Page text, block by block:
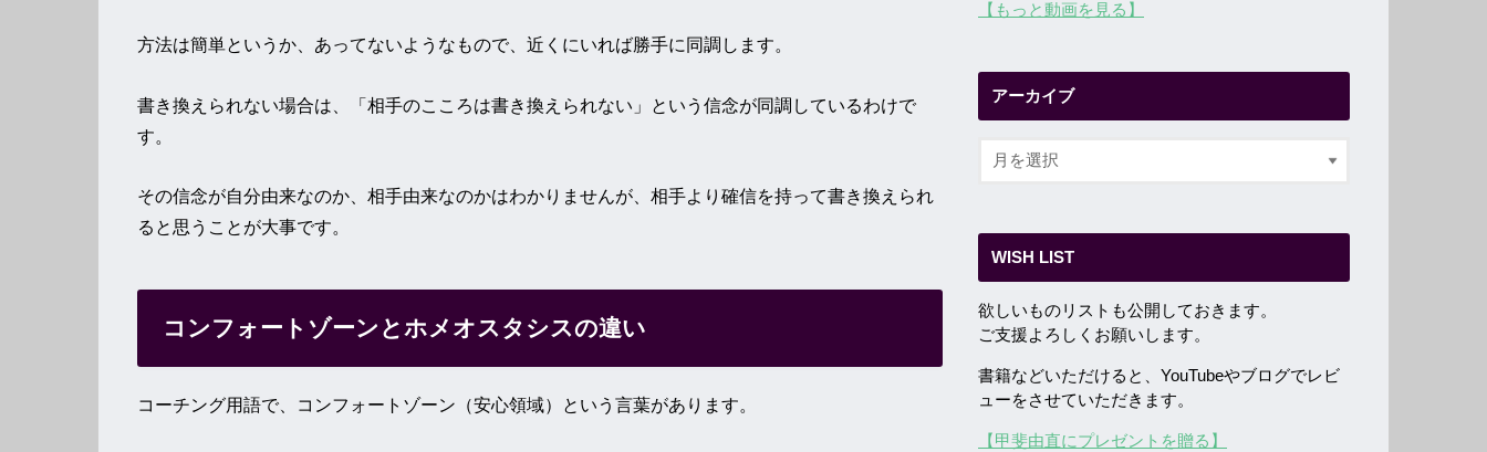
方法は簡単というか、あってないようなもので、近くにいれば勝手に同調します。
書き換えられない場合は、「相手のこころは書き換えられない」という信念が同調しているわけで
す。
その信念が自分由来なのか、相手由来なのかはわかりませんが、相手より確信を持って書き換えられ
ると思うことが大事です。
コンフォートゾーンとホメオスタシスの違い
コーチング用語で、コンフォートゾーン（安心領域）という言葉があります。
【もっと動画を見る】
アーカイブ
WISH LIST
欲しいものリストも公開しておきます。
ご支援よろしくお願いします。
書籍などいただけると、YouTubeやブログでレビ
ューをさせていただきます。
【甲斐由直にプレゼントを贈る】